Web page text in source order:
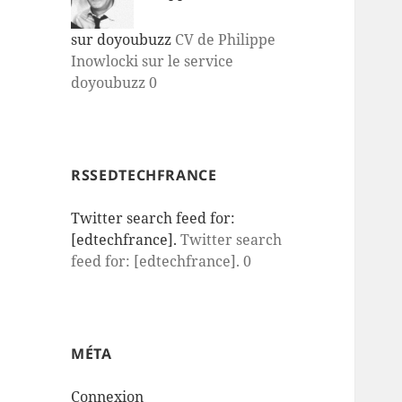
sur doyoubuzz CV de Philippe
Inowlocki sur le service
doyoubuzz 0
RSSEDTECHFRANCE
Twitter search feed for:
[edtechfrance]. Twitter search
feed for: [edtechfrance]. 0
MÉTA
Connexion